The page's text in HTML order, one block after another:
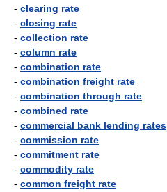
- clearing rate
- closing rate
- collection rate
- column rate
- combination rate
- combination freight rate
- combination through rate
- combined rate
- commercial bank lending rates
- commission rate
- commitment rate
- commodity rate
- common freight rate